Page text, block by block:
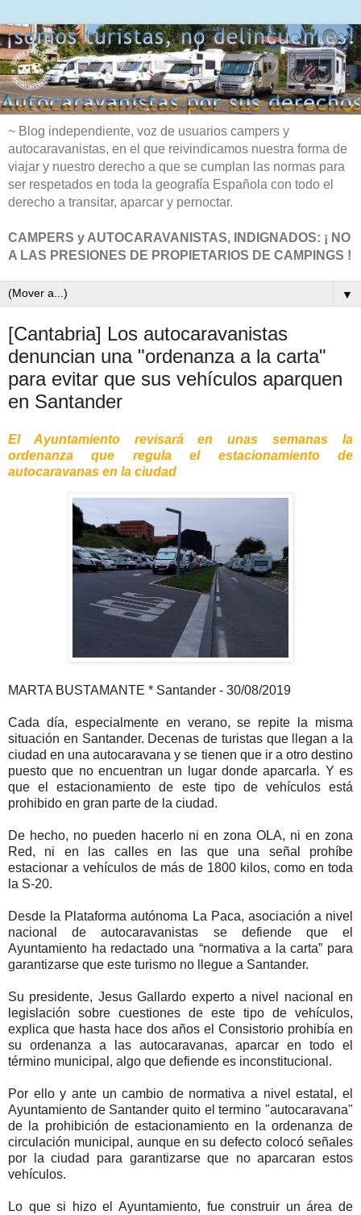
~ Blog independiente, voz de usuarios campers y
autocaravanistas, en el que reivindicamos nuestra forma de
viajar y nuestro derecho a que se cumplan las normas para
ser respetados en toda la geografía Española con todo el
derecho a transitar, aparcar y pernoctar.
CAMPERS y AUTOCARAVANISTAS, INDIGNADOS: ¡ NO
A LAS PRESIONES DE PROPIETARIOS DE CAMPINGS !
▼
[Cantabria] Los autocaravanistas
denuncian una "ordenanza a la carta"
para evitar que sus vehículos aparquen
en Santander
El Ayuntamiento revisará en unas semanas la
ordenanza que regula el estacionamiento de
autocaravanas en la ciudad
MARTA BUSTAMANTE * Santander - 30/08/2019
Cada día, especialmente en verano, se repite la misma
situación en Santander. Decenas de turistas que llegan a la
ciudad en una autocaravana y se tienen que ir a otro destino
puesto que no encuentran un lugar donde aparcarla. Y es
que el estacionamiento de este tipo de vehículos está
prohibido en gran parte de la ciudad.
De hecho, no pueden hacerlo ni en zona OLA, ni en zona
Red, ni en las calles en las que una señal prohíbe
estacionar a vehículos de más de 1800 kilos, como en toda
la S-20.
Desde la Plataforma autónoma La Paca, asociación a nivel
nacional de autocaravanistas se defiende que el
Ayuntamiento ha redactado una “normativa a la carta” para
garantizarse que este turismo no llegue a Santander.
Su presidente, Jesus Gallardo experto a nivel nacional en
legislación sobre cuestiones de este tipo de vehículos,
explica que hasta hace dos años el Consistorio prohibía en
su ordenanza a las autocaravanas, aparcar en todo el
término municipal, algo que defiende es inconstitucional.
Por ello y ante un cambio de normativa a nivel estatal, el
Ayuntamiento de Santander quito el termino "autocaravana"
de la prohibición de estacionamiento en la ordenanza de
circulación municipal, aunque en su defecto colocó señales
por la ciudad para garantizarse que no aparcaran estos
vehículos.
Lo que si hizo el Ayuntamiento, fue construir un área de